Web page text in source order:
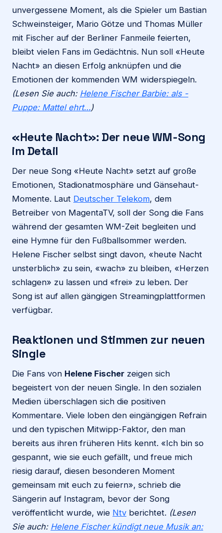
unvergessene Moment, als die Spieler um Bastian
Schweinsteiger, Mario Götze und Thomas Müller
mit Fischer auf der Berliner Fanmeile feierten,
bleibt vielen Fans im Gedächtnis. Nun soll «Heute
Nacht» an diesen Erfolg anknüpfen und die
Emotionen der kommenden WM widerspiegeln.
(Lesen Sie auch: Helene Fischer Barbie: als -
Puppe: Mattel ehrt…)
«Heute Nacht»: Der neue WM-Song
im Detail
Der neue Song «Heute Nacht» setzt auf große
Emotionen, Stadionatmosphäre und Gänsehaut-
Momente. Laut Deutscher Telekom, dem
Betreiber von MagentaTV, soll der Song die Fans
während der gesamten WM-Zeit begleiten und
eine Hymne für den Fußballsommer werden.
Helene Fischer selbst singt davon, «heute Nacht
unsterblich» zu sein, «wach» zu bleiben, «Herzen
schlagen» zu lassen und «frei» zu leben. Der
Song ist auf allen gängigen Streamingplattformen
verfügbar.
Reaktionen und Stimmen zur neuen
Single
Die Fans von Helene Fischer zeigen sich
begeistert von der neuen Single. In den sozialen
Medien überschlagen sich die positiven
Kommentare. Viele loben den eingängigen Refrain
und den typischen Mitwipp-Faktor, den man
bereits aus ihren früheren Hits kennt. «Ich bin so
gespannt, wie sie euch gefällt, und freue mich
riesig darauf, diesen besonderen Moment
gemeinsam mit euch zu feiern», schrieb die
Sängerin auf Instagram, bevor der Song
veröffentlicht wurde, wie Ntv berichtet. (Lesen
Sie auch: Helene Fischer kündigt neue Musik an: